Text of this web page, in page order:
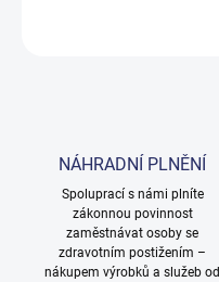
NÁHRADNÍ PLNĚNÍ
Spoluprací s námi plníte
zákonnou povinnost
zaměstnávat osoby se
zdravotním postižením –
nákupem výrobků a služeb od